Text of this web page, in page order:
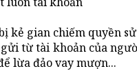
kẻ gian chiếm quyền
từ tài khoản của
lừa đảo vay mượn...